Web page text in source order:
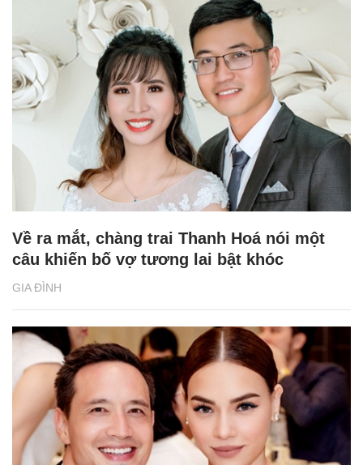
GIA ĐÌNH
Về ra mắt, chàng trai Thanh Hoá nói một
câu khiến bố vợ tương lai bật khóc